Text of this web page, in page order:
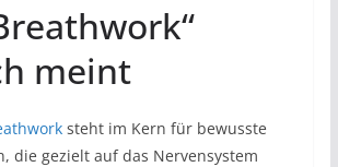
meint
steht im Kern für bewusste
die gezielt auf das Nervensystem